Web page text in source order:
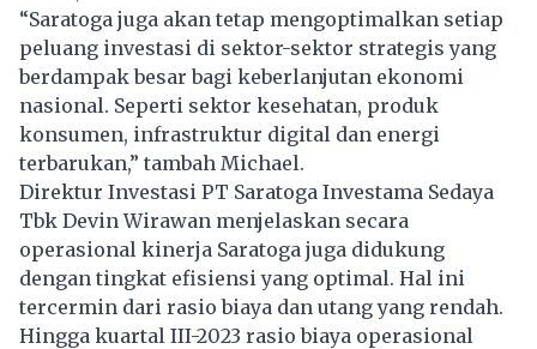
“Saratoga juga akan tetap mengoptimalkan setiap
peluang investasi di sektor-sektor strategis yang
berdampak besar bagi keberlanjutan ekonomi
nasional. Seperti sektor kesehatan, produk
konsumen, infrastruktur digital dan energi
terbarukan,” tambah Michael.
Direktur Investasi PT Saratoga Investama Sedaya
Tbk Devin Wirawan menjelaskan secara
operasional kinerja Saratoga juga didukung
dengan tingkat efisiensi yang optimal. Hal ini
tercermin dari rasio biaya dan utang yang rendah.
Hingga kuartal III-2023 rasio biaya operasional